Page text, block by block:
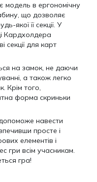
модель в ергономічну
що дозволяє
якої її секції. У
Кардхолдера
секції для карт
на замок, не даючи
а також легко
Крім того,
форма скриньки
навести
просте і
елементів і
гри всім учасникам.
гра!